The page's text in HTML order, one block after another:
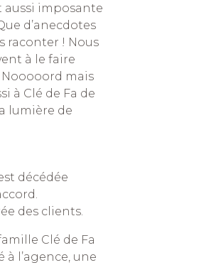
imposante
d’anecdotes
raconter ! Nous
à le faire
mais
à Clé de Fa de
lumière de
décédée
des clients.
Clé de Fa
l’agence, une